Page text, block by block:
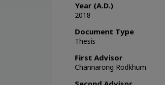
Year (A.D.)
2018
Document Type
Thesis
First Advisor
Channarong Rodkhum